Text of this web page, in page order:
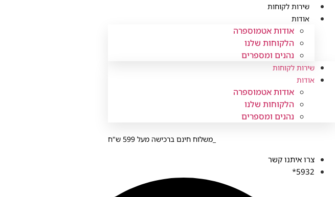
לתוכן
שירות לקוחות
אודות
אודות אטמוספרה
הלקוחות שלנו
נהנים ומספרים
שירות לקוחות
אודות
אודות אטמוספרה
הלקוחות שלנו
נהנים ומספרים
משלוח חינם ברכישה מעל 599 ש"ח
צרו איתנו קשר
5932*